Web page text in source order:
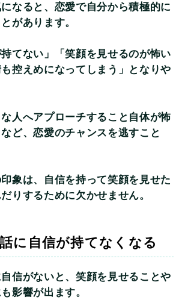
なると、恋愛で自分から積極的に
があります。
持てない」「笑顔を見せるのが怖い
控えめになってしまう」となりや
人へアプローチすること自体が怖
ど、恋愛のチャンスを逃すこと
象は、自信を持って笑顔を見せた
りするために欠かせません。
に自信が持てなくなる
信がないと、笑顔を見せることや
影響が出ます。